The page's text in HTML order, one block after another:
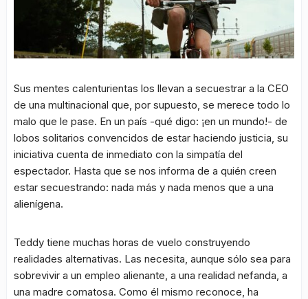
Sus mentes calenturientas los llevan a secuestrar a la CEO
de una multinacional que, por supuesto, se merece todo lo
malo que le pase. En un país -qué digo: ¡en un mundo!- de
lobos solitarios convencidos de estar haciendo justicia, su
iniciativa cuenta de inmediato con la simpatía del
espectador. Hasta que se nos informa de a quién creen
estar secuestrando: nada más y nada menos que a una
alienígena.
Teddy tiene muchas horas de vuelo construyendo
realidades alternativas. Las necesita, aunque sólo sea para
sobrevivir a un empleo alienante, a una realidad nefanda, a
una madre comatosa. Como él mismo reconoce, ha